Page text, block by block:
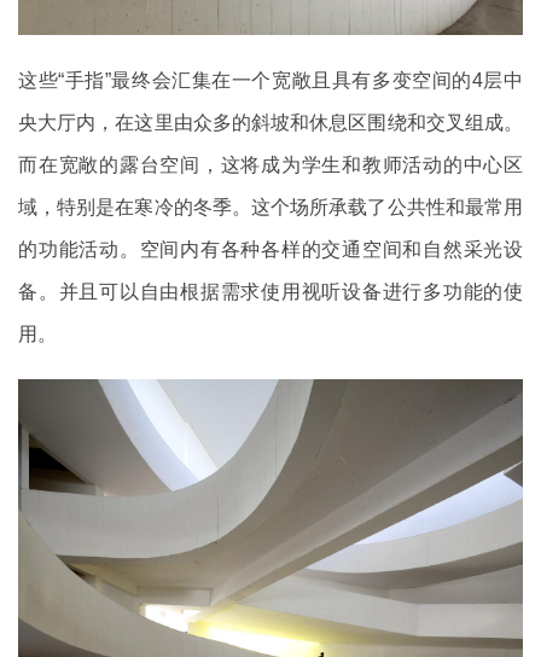
这些“手指”最终会汇集在一个宽敞且具有多变空间的4层中
央大厅内，在这里由众多的斜坡和休息区围绕和交叉组成。
而在宽敞的露台空间，这将成为学生和教师活动的中心区
域，特别是在寒冷的冬季。这个场所承载了公共性和最常用
的功能活动。空间内有各种各样的交通空间和自然采光设
备。并且可以自由根据需求使用视听设备进行多功能的使
用。